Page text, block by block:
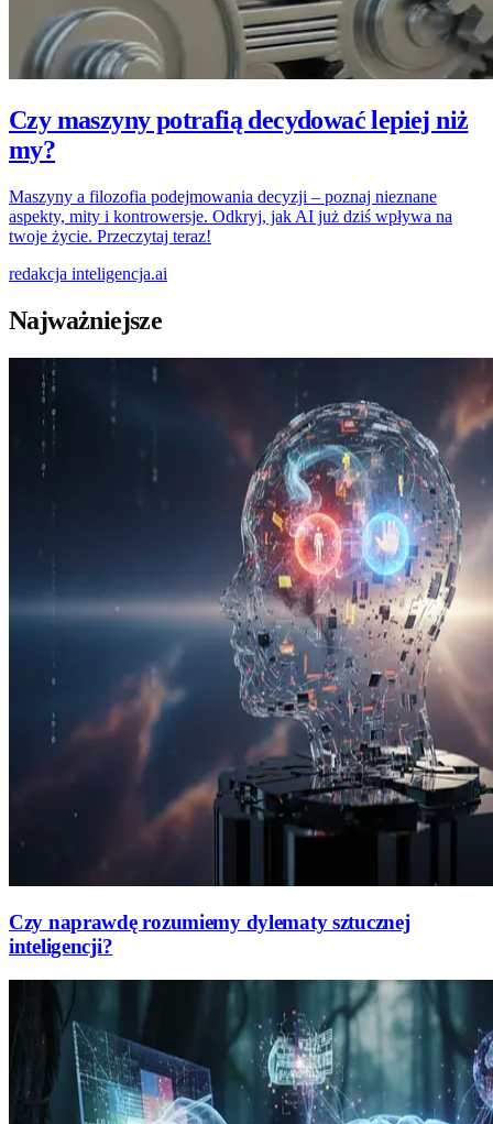
Czy maszyny potrafią decydować lepiej niż
my?
Maszyny a filozofia podejmowania decyzji – poznaj nieznane
aspekty, mity i kontrowersje. Odkryj, jak AI już dziś wpływa na
twoje życie. Przeczytaj teraz!
redakcja inteligencja.ai
Najważniejsze
Czy naprawdę rozumiemy dylematy sztucznej
inteligencji?